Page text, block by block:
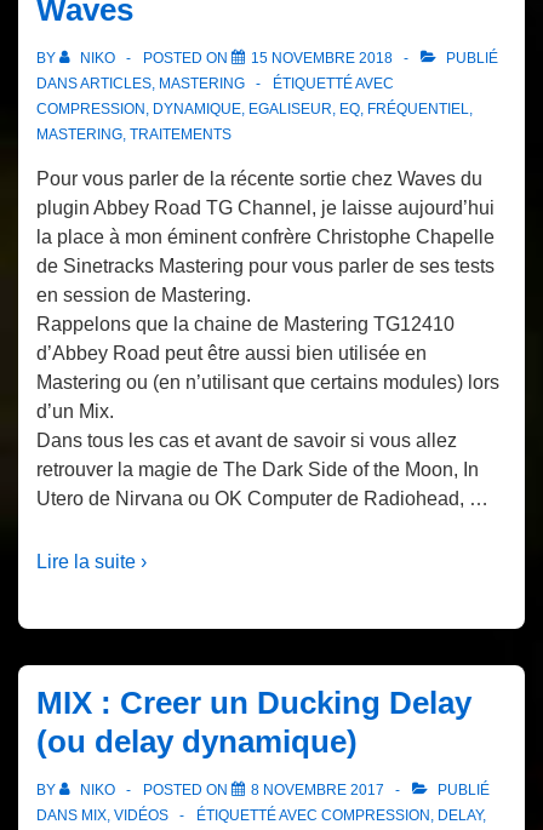
Waves
BY NIKO POSTED ON 15 NOVEMBRE 2018
PUBLIÉ
DANSARTICLES, MASTERING
ÉTIQUETTÉ AVEC
COMPRESSION , DYNAMIQUE, EGALISEUR, EQ, FRÉQUENTIEL,
MASTERING, TRAITEMENTS
Pour vous parler de la récente sortie chez Waves du
plugin Abbey Road TG Channel, je laisse aujourd’hui
la place à mon éminent confrère Christophe Chapelle
de Sinetracks Mastering pour vous parler de ses tests
en session de Mastering.
Rappelons que la chaine de Mastering TG12410
d’Abbey Road peut être aussi bien utilisée en
Mastering ou (en n’utilisant que certains modules) lors
d’un Mix.
Dans tous les cas et avant de savoir si vous allez
retrouver la magie de The Dark Side of the Moon, In
Utero de Nirvana ou OK Computer de Radiohead, …
Lire la suite ›
MIX : Creer un Ducking Delay
(ou delay dynamique)
BY NIKO POSTED ON 8 NOVEMBRE 2017
PUBLIÉ
DANS MIX, VIDÉOS ÉTIQUETTÉ AVEC COMPRESSION , DELAY,